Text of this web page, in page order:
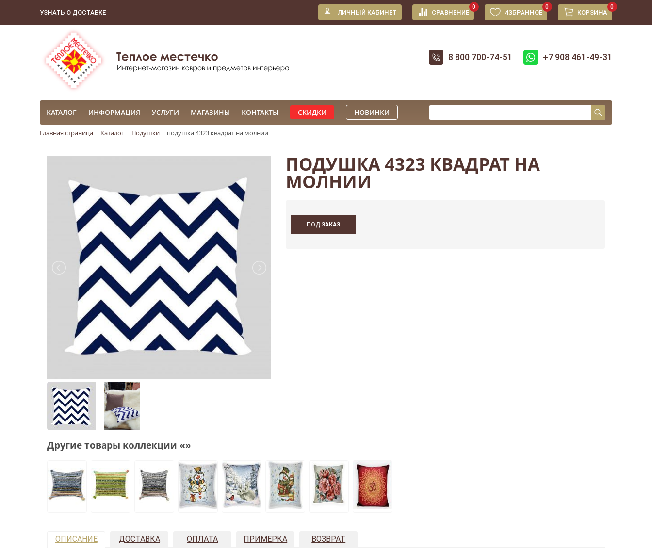
УЗНАТЬ О ДОСТАВКЕ ЛИЧНЫЙ КАБИНЕТ СРАВНЕНИЕ
0
ИЗБРАННОЕ
0
КОРЗИНА
0
8 800 700-74-51 +7 908 461-49-31
КАТАЛОГ ИНФОРМАЦИЯ УСЛУГИ МАГАЗИНЫ КОНТАКТЫ СКИДКИ НОВИНКИ
Главная страница Каталог Подушки подушка 4323 квадрат на молнии
ПОДУШКА 4323 КВАДРАТ НА
МОЛНИИ
ПОД ЗАКАЗ
Другие товары коллекции «»
ОПИСАНИЕ ДОСТАВКА ОПЛАТА ПРИМЕРКА ВОЗВРАТ